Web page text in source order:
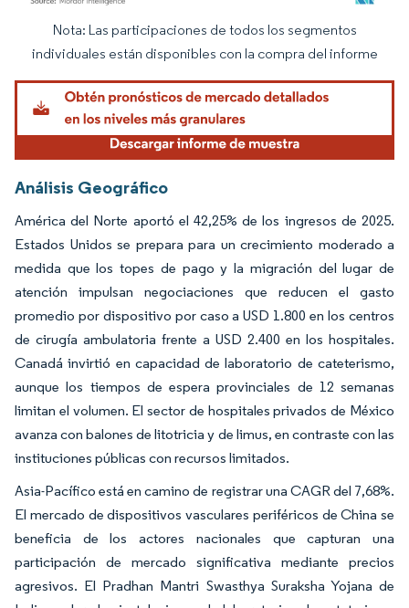
Imagen © Mordor Intelligence. El uso requiere atribución según CC BY 4.0.
Nota: Las participaciones de todos los segmentos
individuales están disponibles con la compra del informe
Análisis Geográfico
América del Norte aportó el 42,25% de los ingresos de 2025.
Estados Unidos se prepara para un crecimiento moderado a
medida que los topes de pago y la migración del lugar de
atención impulsan negociaciones que reducen el gasto
promedio por dispositivo por caso a USD 1.800 en los centros
de cirugía ambulatoria frente a USD 2.400 en los hospitales.
Canadá invirtió en capacidad de laboratorio de cateterismo,
aunque los tiempos de espera provinciales de 12 semanas
limitan el volumen. El sector de hospitales privados de México
avanza con balones de litotricia y de limus, en contraste con las
instituciones públicas con recursos limitados.
Asia-Pacífico está en camino de registrar una CAGR del 7,68%.
El mercado de dispositivos vasculares periféricos de China se
beneficia de los actores nacionales que capturan una
participación de mercado significativa mediante precios
agresivos. El Pradhan Mantri Swasthya Suraksha Yojana de